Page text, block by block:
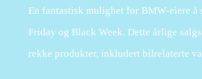
En fantastisk mulighet for BMW-eiere
Friday og Black Week. Dette årlige
rekke produkter, inkludert bilrelaterte